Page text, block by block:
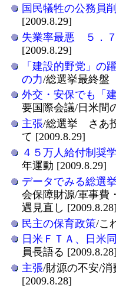
国民犠牲の公務員
[2009.8.29]
失業率最悪 ５．
[2009.8.29]
「建設的野党」の
の力/総選挙最終盤
外交・安保でも「
要国際会議/日米間
主張/総選挙 さあ
て [2009.8.29]
４５万人給付制奨
年運動 [2009.8.29]
データでみる総選
会保障財源/軍事費
遇見直し
民主の保育政策/こ
日米ＦＴＡ、日米
員長語る
主張/財源の不安/消
[2009.8.28]